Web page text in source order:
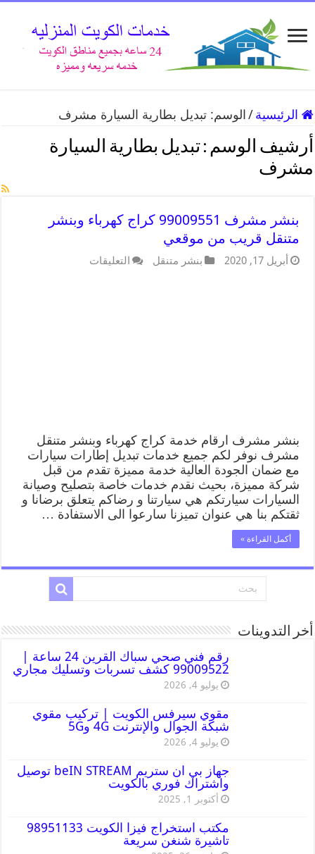
الرئيسية / الوسم:تبديل بطارية السيارة مشرف
أرشيف الوسم :تبديل بطارية السيارة
مشرف
بنشر مشرف 99009551 كراج كهرباء وبنشر
متنقل قريب من موقعي
أبريل 17, 2020 بنشر متنقل التعليقات
بنشر مشرف ارقام خدمة كراج كهرباء وبنشر متنقل
مشرف نوفر لكم جميع خدمات تبديل إطارات سيارات
مع ضمان الجودة العالية خدمة مميزة تقدم من قبل
شركة مميزة، بحيث نقدم خدمات خاصة بتصليح وصيانة
السيارات سيارتكم هي سيارتنا و رضاكم يتعلق برضانا و
ثقتكم بنا هي عنوان تميزنا سارعوا الى الاستفادة …
أكمل القراءة »
أخر التدوينات
رقم فني صحي سباك القرين 24 ساعة |
99009522 كشف تسربات وتسليك مجاري
يوليو 4, 2026
مقوي سيرفس الكويت | تركيب مقوي
شبكة الجوال والإنترنت 4G و5G
يوليو 4, 2026
جهاز بي ان ستريم beIN STREAM توصيل
واشتراك فوري بالكويت
أكتوبر 1, 2025
مكتب استخراج فيزا الكويت 98951133
تاشيرة شنغن سريعة